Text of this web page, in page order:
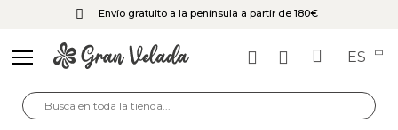
Envío gratuito a la península a partir de 180€
ES